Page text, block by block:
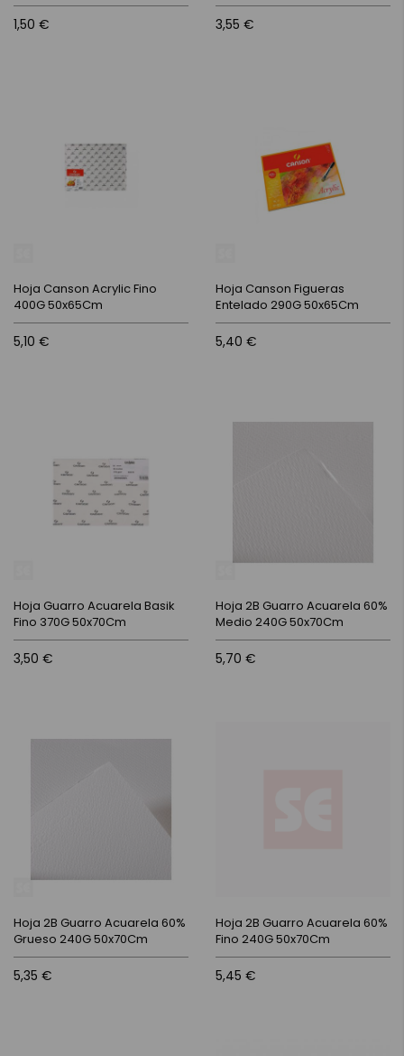
1,50 € 3,55 €
Hoja Canson Acrylic Fino
400G 50x65Cm
5,10 €
Hoja Canson Figueras
Entelado 290G 50x65Cm
5,40 €
Hoja Guarro Acuarela Basik
Fino 370G 50x70Cm
3,50 €
Hoja 2B Guarro Acuarela 60%
Medio 240G 50x70Cm
5,70 €
Hoja 2B Guarro Acuarela 60%
Grueso 240G 50x70Cm
5,35 €
Hoja 2B Guarro Acuarela 60%
Fino 240G 50x70Cm
5,45 €